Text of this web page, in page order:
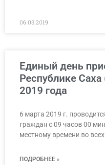
06.03.2019
Единый день
Республике
2019 года
6 марта 2019 г.
граждан с 09 часов 00
местному времени во
ПОДРОБНЕЕ »